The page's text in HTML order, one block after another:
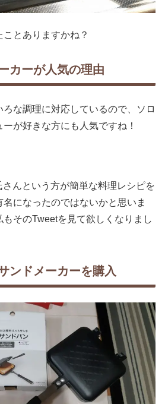
とありますかね？
カーが人気の理由
な調理に対応しているので、ソロ
が好きな方にも人気ですね！
さんという方が簡単な料理レシピを
になったのではないかと思いま
そのTweetを見て欲しくなりまし
ンドメーカーを購入